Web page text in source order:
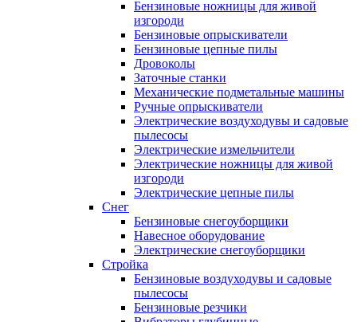
Бензиновые ножницы для живой
изгороди
Бензиновые опрыскиватели
Бензиновые цепные пилы
Дровоколы
Заточные станки
Механические подметальные машины
Ручные опрыскиватели
Электрические воздуходувы и садовые
пылесосы
Электрические измельчители
Электрические ножницы для живой
изгороди
Электрические цепные пилы
Снег
Бензиновые снегоуборщики
Навесное оборудование
Электрические снегоуборщики
Стройка
Бензиновые воздуходувы и садовые
пылесосы
Бензиновые резчики